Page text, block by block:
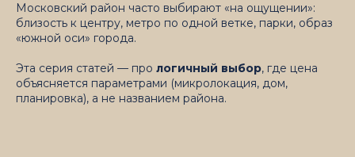
Московский район часто выбирают «на ощущении»:
близость к центру, метро по одной ветке, парки, образ
«южной оси» города.
Эта серия статей — про логичный выбор, где цена
объясняется параметрами (микролокация, дом,
планировка), а не названием района.